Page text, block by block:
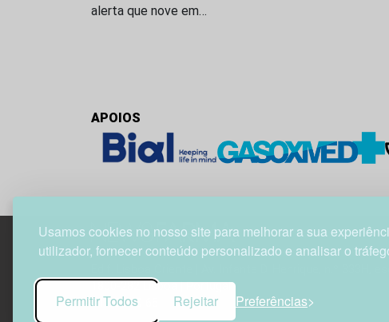
Usamos cookies no nosso site para melhorar a sua
utilizador, fornecer conteúdo personalizado e analisar o
Permitir Todos Rejeitar Preferências
alerta que nove em…
APOIOS
1800-282 Lisboa | Portugal
21 850 40 65